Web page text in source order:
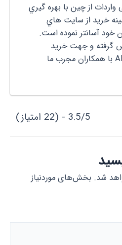
واردات از چین با بهره گيري
خريد از سايت هاي
خود آسانتر نموده است.
گرفته و جهت خريد
ازسايت علي بابا Alibaba با همكاران مجرب ما
3.5/5 - (22 امتیاز)
شد. بخش‌های موردنیاز